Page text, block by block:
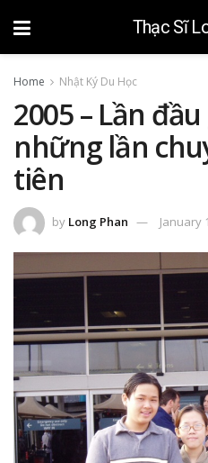
Thạc Sĩ
Home Nhật Ký Du Học
2005 – Lần
những lần
tiên
by Long Phan January